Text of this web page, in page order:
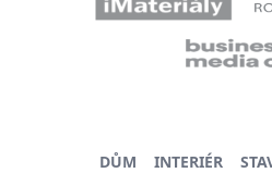
DŮM INTERIÉR